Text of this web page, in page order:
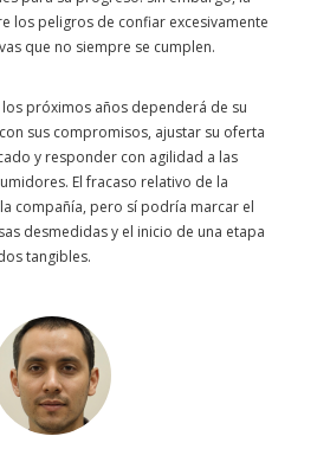
los peligros de confiar excesivamente
que no siempre se cumplen.
los próximos años dependerá de su
sus compromisos, ajustar su oferta
y responder con agilidad a las
El fracaso relativo de la
compañía, pero sí podría marcar el
desmedidas y el inicio de una etapa
tangibles.